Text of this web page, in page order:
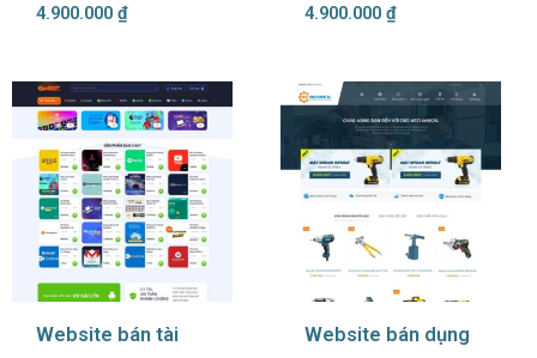
4.900.000 ₫ 4.900.000 ₫
Website bán tài
Website bán dụng